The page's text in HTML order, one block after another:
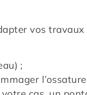
vos travaux
;